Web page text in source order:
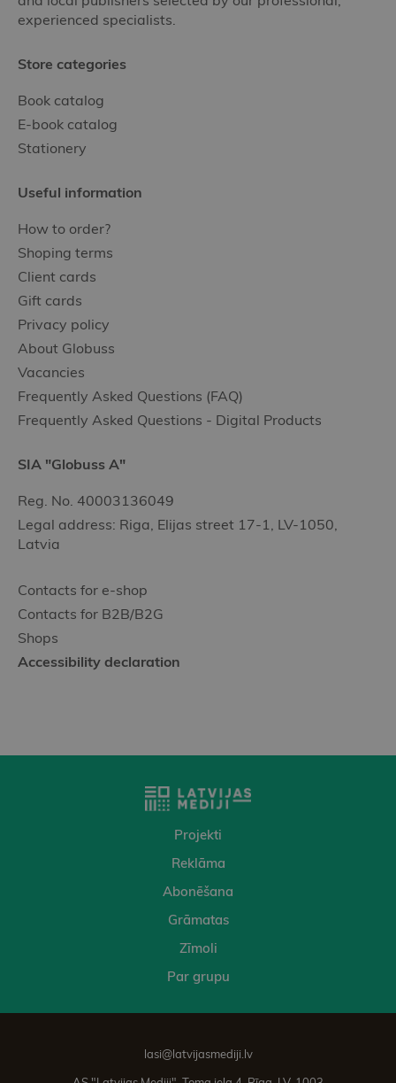
experienced specialists.
Store categories
Book catalog
E-book catalog
Stationery
Useful information
How to order?
Shoping terms
Client cards
Gift cards
Privacy policy
About Globuss
Vacancies
Frequently Asked Questions (FAQ)
Frequently Asked Questions - Digital Products
SIA "Globuss A"
Reg. No. 40003136049
Legal address: Riga, Elijas street 17-1, LV-1050,
Latvia
Contacts for e-shop
Contacts for B2B/B2G
Shops
Accessibility declaration
Projekti
Reklāma
Abonēšana
Grāmatas
Zīmoli
Par grupu
lasi@latvijasmediji.lv